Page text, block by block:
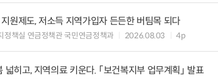
원제도, 저소득 지역가입자 든든한 버팀목 되다
정책실 연금정책관 국민연금정책과 2026.08.03 4p
넓히고, 지역의료 키운다. 「보건복지부 업무계획」 발표